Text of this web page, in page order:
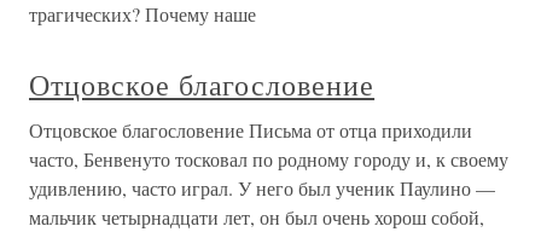
трагических? Почему наше
Отцовское благословение
Отцовское благословение Письма от отца приходили
часто, Бенвенуто тосковал по родному городу и, к своему
удивлению, часто играл. У него был ученик Паулино —
мальчик четырнадцати лет, он был очень хорош собой,